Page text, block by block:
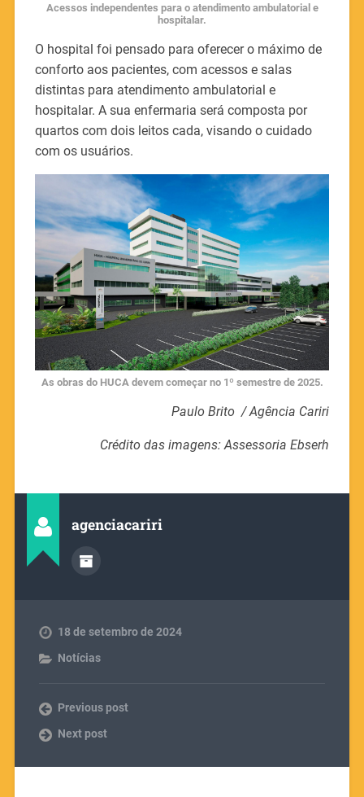
Acessos independentes para o atendimento ambulatorial e
hospitalar.
O hospital foi pensado para oferecer o máximo de
conforto aos pacientes, com acessos e salas
distintas para atendimento ambulatorial e
hospitalar. A sua enfermaria será composta por
quartos com dois leitos cada, visando o cuidado
com os usuários.
As obras do HUCA devem começar no 1º semestre de 2025.
Paulo Brito / Agência Cariri
Crédito das imagens: Assessoria Ebserh
agenciacariri
18 de setembro de 2024
Notícias
Previous post
Next post